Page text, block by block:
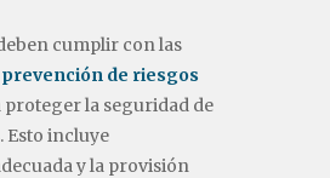
cumplir con las
prevención de riesgos
proteger la seguridad de
Esto incluye
y la provisión